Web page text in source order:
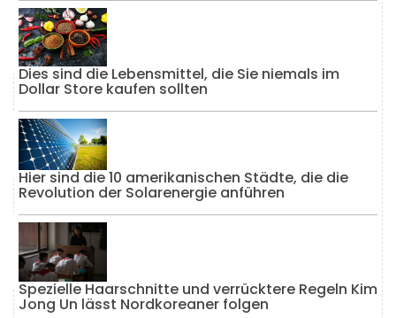
Dies sind die Lebensmittel, die Sie niemals im
Dollar Store kaufen sollten
Hier sind die 10 amerikanischen Städte, die die
Revolution der Solarenergie anführen
Spezielle Haarschnitte und verrücktere Regeln Kim
Jong Un lässt Nordkoreaner folgen